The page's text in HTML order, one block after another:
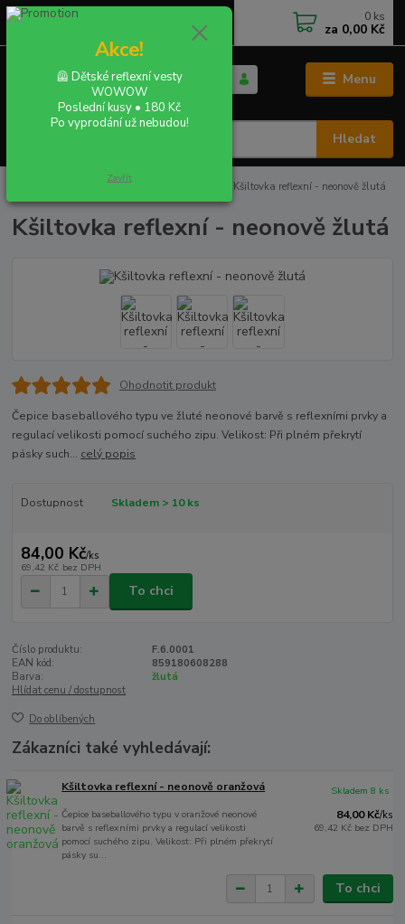
Menu
CZK
Hledat
+420 702 855 412
0 ks
za 0,00 Kč
REFLEXNÍ KŠILTOVKY A ČEPICE Kšiltovka reflexní - neonově žlutá
Kšiltovka reflexní - neonově žlutá
Ohodnotit produkt
Čepice baseballového typu ve žluté neonové barvě s reflexními prvky a
regulací velikosti pomocí suchého zipu. Velikost: Při plném překrytí
pásky such... celý popis
Dostupnost Skladem > 10 ks
84,00 Kč/ks
69,42 Kč bez DPH
To chci
Číslo produktu:
F.6.0001
EAN kód:
859180608288
Barva:
žlutá
Hlídat cenu / dostupnost
Do oblíbených
Zákazníci také vyhledávají:
Kšiltovka reflexní - neonově oranžová
Čepice baseballového typu v oranžové neonové
barvě s reflexními prvky a regulací velikosti
pomocí suchého zipu. Velikost: Při plném překrytí
pásky su...
84,00 Kč/ks
69,42 Kč bez DPH
Skladem 8 ks
To chci
Akce!
🦺 Dětské reflexní vesty
WOWOW
Poslední kusy • 180 Kč
Po vyprodání už nebudou!
Zavřít